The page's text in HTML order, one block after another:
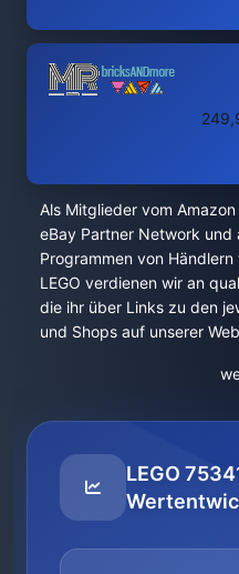
Als Mitglieder vom
eBay Partner Network und
Programmen von
LEGO verdienen wir an
die ihr über Links zu den
und Shops auf unserer
LEGO